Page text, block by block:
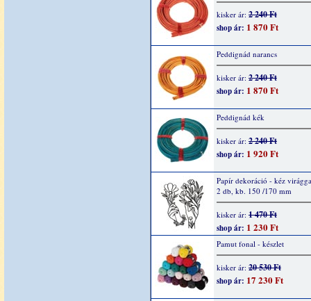
kisker ár: 2 240 Ft
shop ár: 1 870 Ft
Peddignád narancs
kisker ár: 2 240 Ft
shop ár: 1 870 Ft
Peddignád kék
kisker ár: 2 240 Ft
shop ár: 1 920 Ft
Papír dekoráció - kéz
2 db, kb. 150 /170 mm
kisker ár: 1 470 Ft
shop ár: 1 230 Ft
Pamut fonal - készlet
kisker ár: 20 530 Ft
shop ár: 17 230 Ft